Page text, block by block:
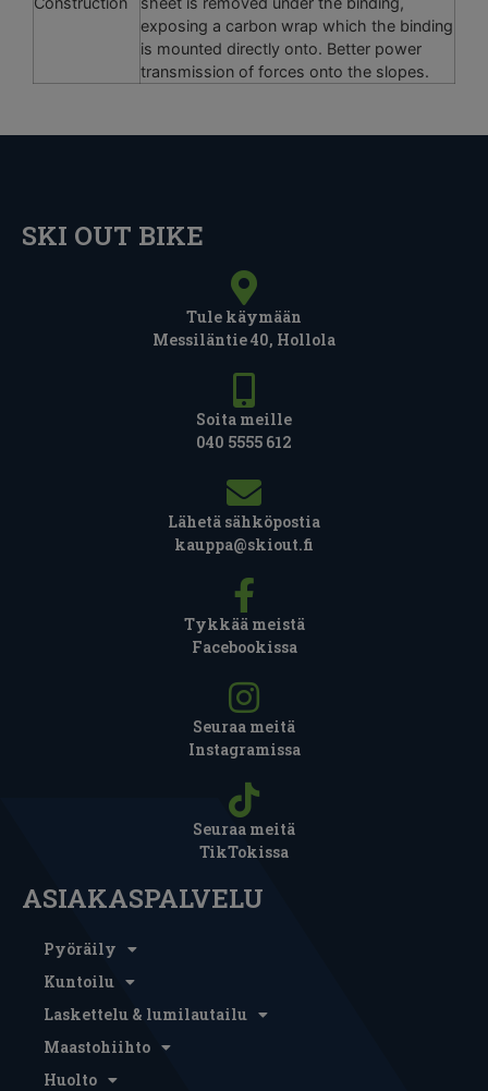
exposing a carbon wrap which the binding
is mounted directly onto. Better power
transmission of forces onto the slopes.
SKI OUT BIKE
Tule käymään
Messiläntie 40, Hollola
Soita meille
040 5555 612
Lähetä sähköpostia
kauppa@skiout.fi
Tykkää meistä
Facebookissa
Seuraa meitä
Instagramissa
Seuraa meitä
TikTokissa
ASIAKASPALVELU
Pyöräily
Kuntoilu
Laskettelu & lumilautailu
Maastohiihto
Huolto